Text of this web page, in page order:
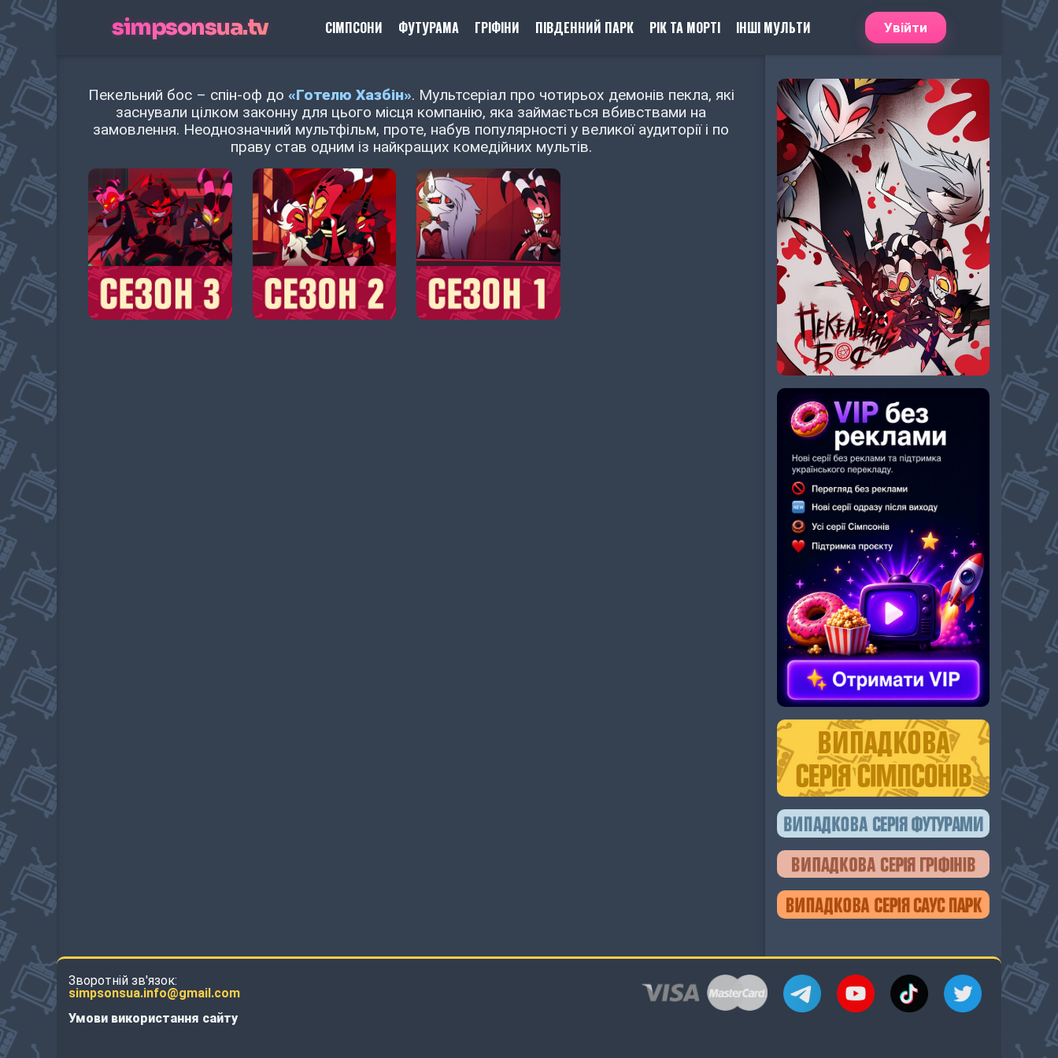
simpsonsua.tv СІМПСОНИ ФУТУРАМА ГРІФІНИ ПІВДЕННИЙ ПАРК РІК ТА МОРТІ ІНШІ МУЛЬТИ Увійти
Пекельний бос – спін-оф до «Готелю Хазбін». Мультсеріал про чотирьох демонів пекла, які
заснували цілком законну для цього місця компанію, яка займається вбивствами на
замовлення. Неоднозначний мультфільм, проте, набув популярності у великої аудиторії і по
праву став одним із найкращих комедійних мультів.
Зворотній зв'язок:
simpsonsua.info@gmail.com
Умови використання сайту